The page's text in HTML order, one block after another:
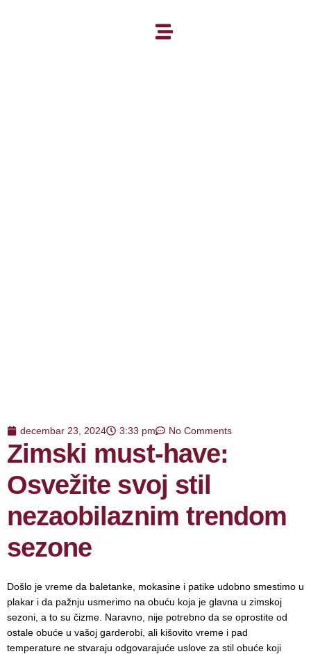
decembar 23, 2024 3:33 pm No Comments
Zimski must-have:
Osvežite svoj stil
nezaobilaznim trendom
sezone
Došlo je vreme da baletanke, mokasine i patike udobno smestimo u
plakar i da pažnju usmerimo na obuću koja je glavna u zimskoj
sezoni, a to su čizme. Naravno, nije potrebno da se oprostite od
ostale obuće u vašoj garderobi, ali kišovito vreme i pad
temperature ne stvaraju odgovarajuće uslove za stil obuće koji